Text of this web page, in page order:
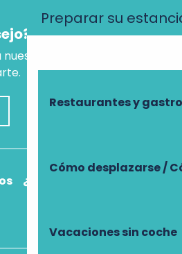
Preparar su
Restaurantes y
Cómo desplazarse /
Vacaciones sin coche
asistente virtual, que
¿Cómo llegar?